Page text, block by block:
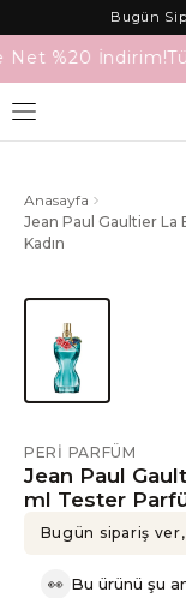
Bugün
Net %20 İndirim!
Anasayfa
Jean Paul Gaultier
Kadın
PERI PARFÜM
Jean Paul
ml Tester
Bugün sipariş ver,
👀 Bu ürünü şu